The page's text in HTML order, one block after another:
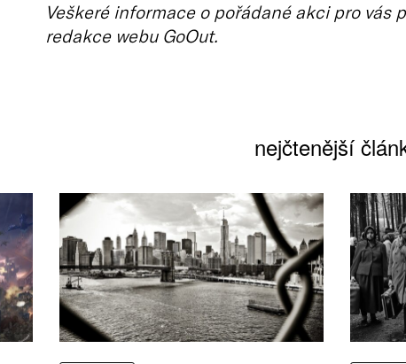
Veškeré informace o pořádané akci pro vás
redakce webu GoOut.
nejčtenější